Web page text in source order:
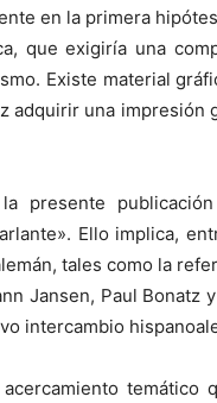
en la primera
que exigiría una
Existe material
adquirir una impresión
presente
Ello implica,
tales como la
Jansen, Paul Bonatz
intercambio
temático